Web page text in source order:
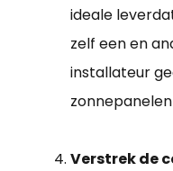
ideale
zelf een en
installateur
Verstrek de